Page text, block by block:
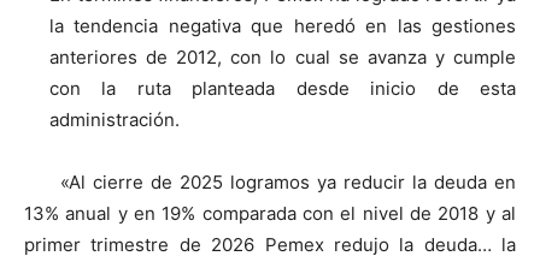
la tendencia negativa que heredó en las gestiones
anteriores de 2012, con lo cual se avanza y cumple
con la ruta planteada desde inicio de esta
administración.
«Al cierre de 2025 logramos ya reducir la deuda en
13% anual y en 19% comparada con el nivel de 2018 y al
primer trimestre de 2026 Pemex redujo la deuda… la